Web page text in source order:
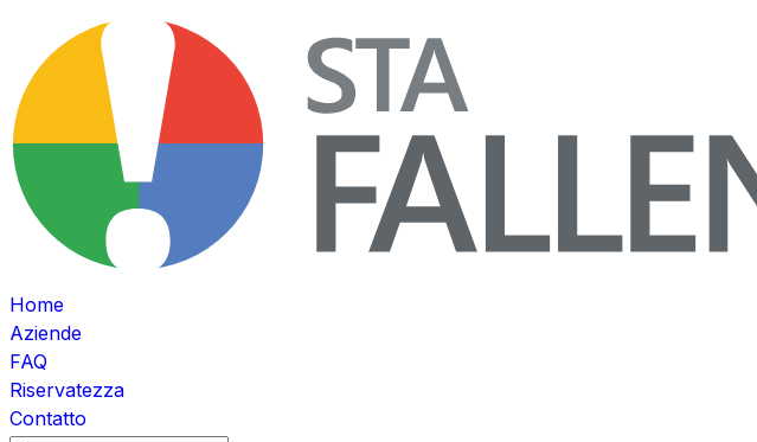
Home
Aziende
FAQ
Riservatezza
Contatto